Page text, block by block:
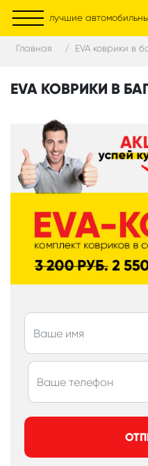
лучшие
Главная EVA коврики в
EVA КОВРИКИ В